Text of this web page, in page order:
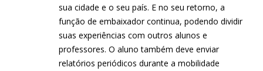
sua cidade e o seu país. E no seu retorno, a
função de embaixador continua, podendo dividir
suas experiências com outros alunos e
professores. O aluno também deve enviar
relatórios periódicos durante a mobilidade